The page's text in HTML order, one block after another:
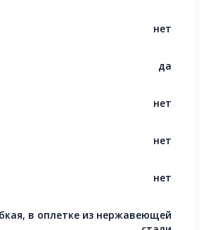
нет
да
нет
нет
нет
в оплетке из нержавеющей